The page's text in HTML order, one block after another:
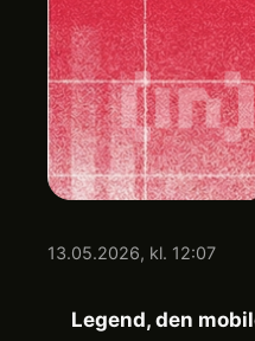
13.05.2026, kl. 12:07
Legend, den